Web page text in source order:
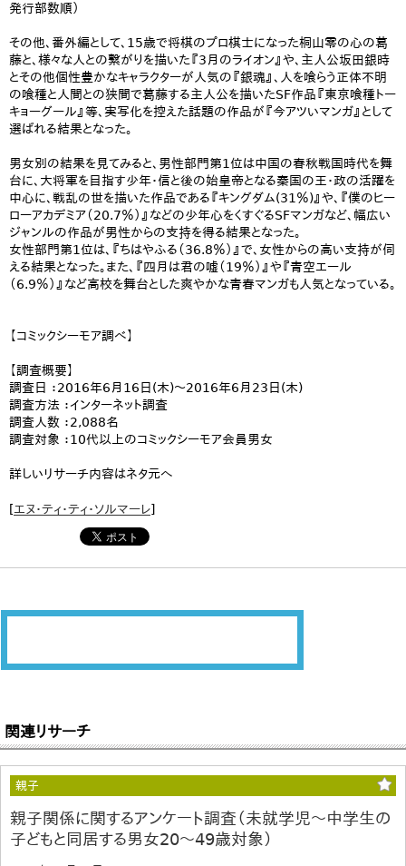
発行部数順）
その他、番外編として、15歳で将棋のプロ棋士になった桐山零の心の葛
藤と、様々な人との繋がりを描いた『3月のライオン』や、主人公坂田銀時
とその他個性豊かなキャラクターが人気の『銀魂』、人を喰らう正体不明
の喰種と人間との狭間で葛藤する主人公を描いたSF作品『東京喰種トー
キョーグール』等、実写化を控えた話題の作品が『今アツいマンガ』として
選ばれる結果となった。
男女別の結果を見てみると、男性部門第1位は中国の春秋戦国時代を舞
台に、大将軍を目指す少年・信と後の始皇帝となる秦国の王・政の活躍を
中心に、戦乱の世を描いた作品である『キングダム(31％)』や、『僕のヒー
ローアカデミア（20.7％）』などの少年心をくすぐるSFマンガなど、幅広い
ジャンルの作品が男性からの支持を得る結果となった。
女性部門第1位は、『ちはやふる（36.8％）』で、女性からの高い支持が伺
える結果となった。また、『四月は君の嘘（19％）』や『青空エール
（6.9％）』など高校を舞台とした爽やかな青春マンガも人気となっている。
【コミックシーモア調べ】
【調査概要】
調査日 ：2016年6月16日(木)～2016年6月23日(木)
調査方法 ：インターネット調査
調査人数 ：2,088名
調査対象 ：10代以上のコミックシーモア会員男女
詳しいリサーチ内容はネタ元へ
[エヌ・ティ・ティ・ソルマーレ]
関連リサーチ
親子
親子関係に関するアンケート調査（未就学児～中学生の
子どもと同居する男女20～49歳対象）